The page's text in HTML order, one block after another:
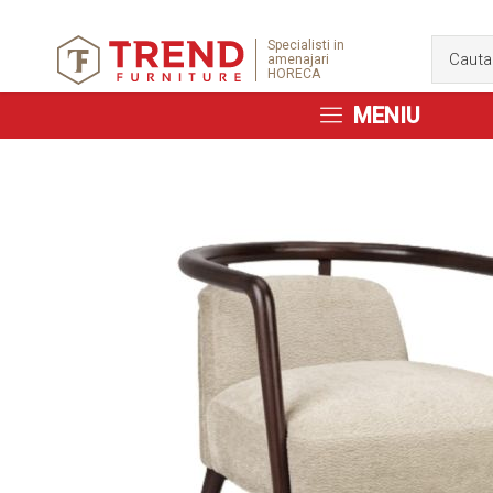
Specialisti in
amenajari
HORECA
MENIU